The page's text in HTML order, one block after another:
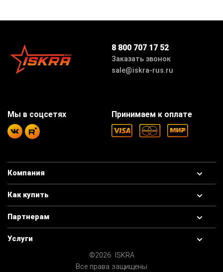
8 800 707 17 52
Заказать звонок
sale@iskra-rus.ru
Компания
Как купить
Партнерам
Услуги
©2026 ISKRA
Все права защищены
Принимаем к оплате
Мы в соцсетях